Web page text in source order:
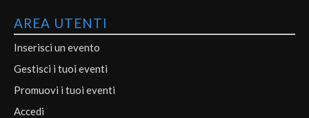
AREA UTENTI
Inserisci un evento
Gestisci i tuoi eventi
Promuovi i tuoi eventi
Accedi